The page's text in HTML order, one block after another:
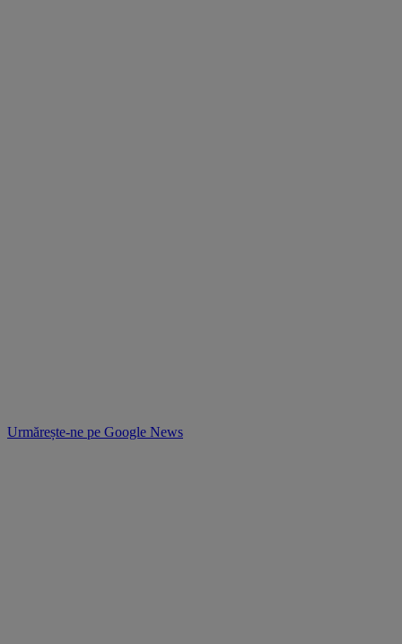
Urmărește-ne pe Google News